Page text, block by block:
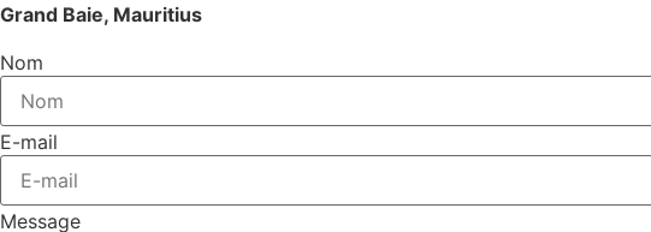
Grand Baie, Mauritius
Nom
E-mail
Message